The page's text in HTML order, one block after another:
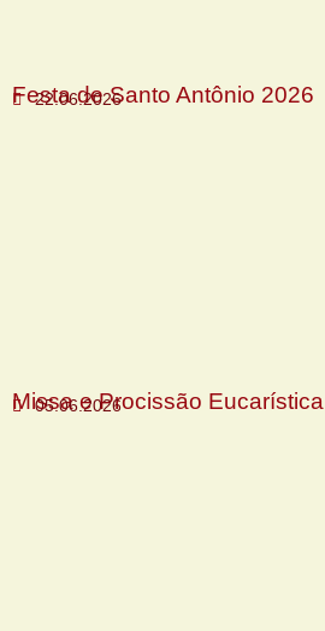
Festa de Santo Antônio 2026
22.06.2026
Missa e Procissão
05.06.2026